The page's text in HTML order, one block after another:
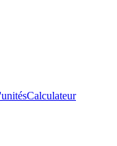
Calculateur